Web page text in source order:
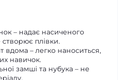
– надає насиченого
плівки.
вдома – легко наноситься,
навичок.
замші та нубука – не